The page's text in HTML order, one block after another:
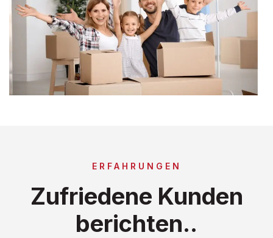
ERFAHRUNGEN
Zufriedene Kunden
berichten..